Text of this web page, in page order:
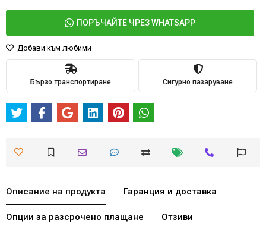
ПОРЪЧАЙТЕ ЧРЕЗ WHATSAPP
Добави към любими
Бързо транспортиране Сигурно пазаруване
Описание на продукта Гаранция и доставка
Опции за разсрочено плащане Отзиви